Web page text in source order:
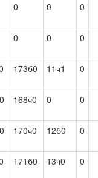
0 0 0
0 0 0
173б0 11ч1 0
168ч0 0 0
170ч0 12б0 0
171б0 13ч0 0